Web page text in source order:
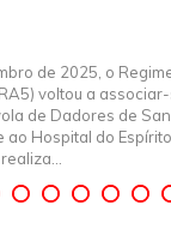
de 2025, o
voltou a
de Dadores de
ao Hospital do Espírito